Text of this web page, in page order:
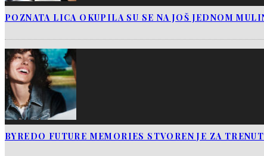
POZNATA LICA OKUPILA SU SE NA JOŠ JEDNOM
BYREDO FUTURE MEMORIES STVOREN JE ZA